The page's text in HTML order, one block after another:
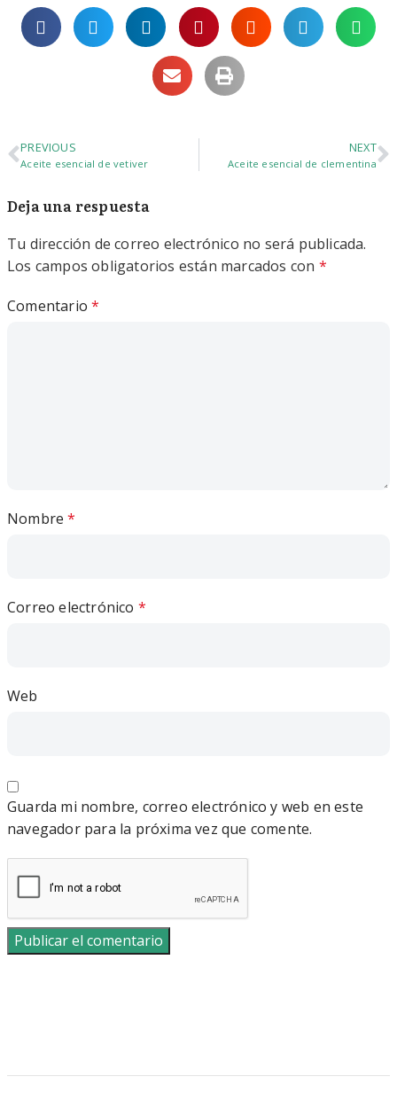
PREVIOUS
Aceite esencial de vetiver
NEXT
Aceite esencial de clementina
Deja una respuesta
Tu dirección de correo electrónico no será publicada.
Los campos obligatorios están marcados con *
Comentario*
Nombre*
Correo electrónico *
Web
Guarda mi nombre, correo electrónico y web en este
navegador para la próxima vez que comente.